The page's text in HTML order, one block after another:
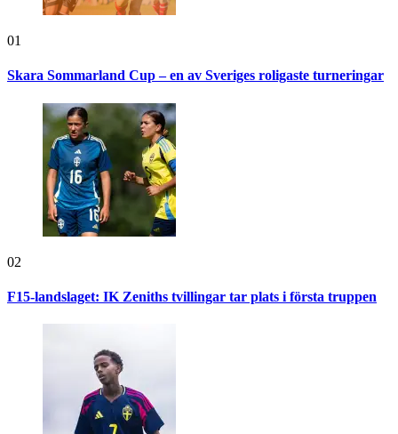
01
Skara Sommarland Cup – en av Sveriges roligaste turneringar
02
F15-landslaget: IK Zeniths tvillingar tar plats i första truppen